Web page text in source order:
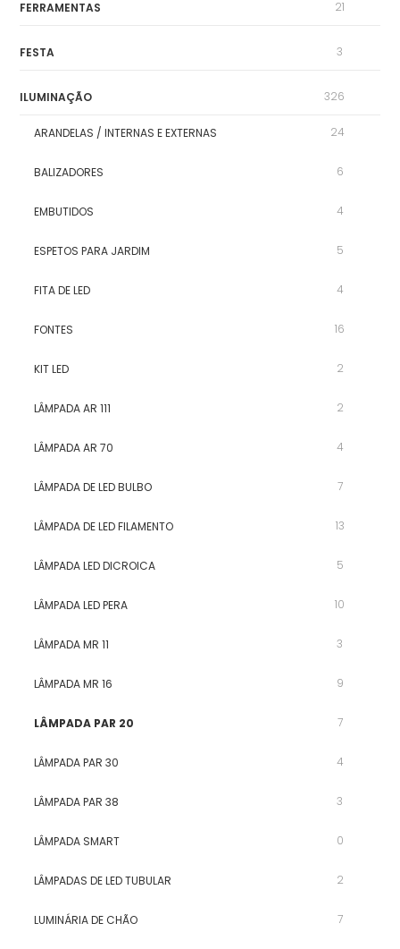
FERRAMENTAS 21
FESTA 3
ILUMINAÇÃO 326
ARANDELAS / INTERNAS E EXTERNAS 24
BALIZADORES 6
EMBUTIDOS 4
ESPETOS PARA JARDIM 5
FITA DE LED 4
FONTES 16
KIT LED 2
LÂMPADA AR 111 2
LÂMPADA AR 70 4
LÂMPADA DE LED BULBO 7
LÂMPADA DE LED FILAMENTO 13
LÂMPADA LED DICROICA 5
LÂMPADA LED PERA 10
LÂMPADA MR 11 3
LÂMPADA MR 16 9
LÂMPADA PAR 20 7
LÂMPADA PAR 30 4
LÂMPADA PAR 38 3
LÂMPADA SMART 0
LÂMPADAS DE LED TUBULAR 2
LUMINÁRIA DE CHÃO 7